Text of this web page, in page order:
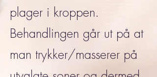
plager i kroppen.
Behandlingen går ut på at
man trykker/masserer på